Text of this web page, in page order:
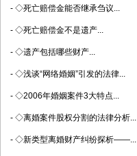
- ◇死亡赔偿金能否继承刍议...
- ◇死亡赔偿金不是遗产...
- ◇遗产包括哪些财产...
- ◇浅谈“网络婚姻”引发的法律...
- ◇2006年婚姻案件3大特点...
- ◇离婚案件股权分割的法律分析...
- ◇新类型离婚财产纠纷探析——...